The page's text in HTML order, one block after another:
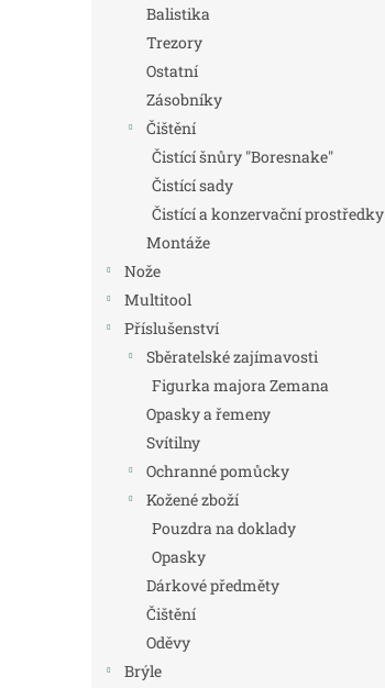
Balistika
Trezory
Ostatní
Zásobníky
Čištění
Čistící šnůry "Boresnake"
Čistící sady
Čistící a konzervační prostředky
Montáže
Nože
Multitool
Příslušenství
Sběratelské zajímavosti
Figurka majora Zemana
Opasky a řemeny
Svítilny
Ochranné pomůcky
Kožené zboží
Pouzdra na doklady
Opasky
Dárkové předměty
Čištění
Oděvy
Brýle